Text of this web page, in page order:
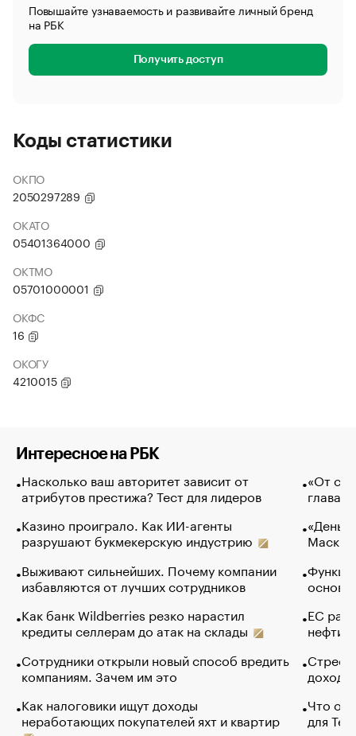
Повышайте узнаваемость и развивайте личный бренд
на РБК
Получить доступ
Коды статистики
ОКПО
2050297289
ОКАТО
05401364000
ОКТМО
05701000001
ОКФС
16
ОКОГУ
4210015
Интересное на РБК
Насколько ваш авторитет зависит от
атрибутов престижа? Тест для лидеров
Казино проиграло. Как ИИ-агенты
разрушают букмекерскую индустрию
Выживают сильнейших. Почему компании
избавляются от лучших сотрудников
Как банк Wildberries резко нарастил
кредиты селлерам до атак на склады
Сотрудники открыли новый способ вредить
компаниям. Зачем им это
Как налоговики ищут доходы
неработающих покупателей яхт и квартир
«От
глава
Маск в
основ
ЕС
нефти
Что
для